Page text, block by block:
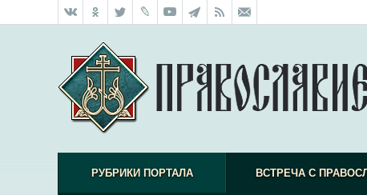
РУБРИКИ ПОРТАЛА ВСТРЕЧА С